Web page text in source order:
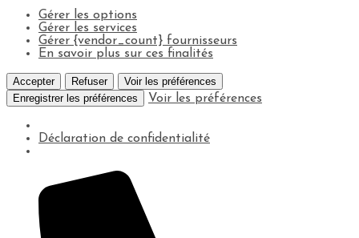
Gérer les options
Gérer les services
Gérer {vendor_count} fournisseurs
En savoir plus sur ces finalités
Accepter Refuser
Voir les préférences
Enregistrer les préférences
Voir les préférences
Déclaration de confidentialité